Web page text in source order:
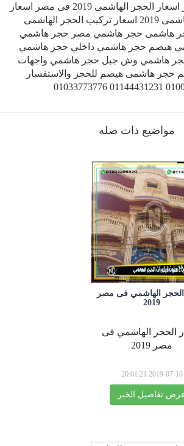
الحجر الهاشمى مصر اسعار الحجر الهاشمى 2019 فى مصر اسعار
تركيب الحجر الهاشمى 2019 اسعار تركيب الحجر الهاشمى
هاشمى حجر هاشمي مصر حجر هاشمي
هيصم حجر هاشمي داخلي حجر هاشمي
حجر هاشمي وش جبل حجر هاشمي واجهات
حجر هاشمى هيصم للحجز والاستفسار
مواضيع ذات صله
الحجر الهاشمي فى مصر
2019
الحجر الهاشمي فى
مصر 2019
2019-07-10 20:01:21
تفاصيل الخبر